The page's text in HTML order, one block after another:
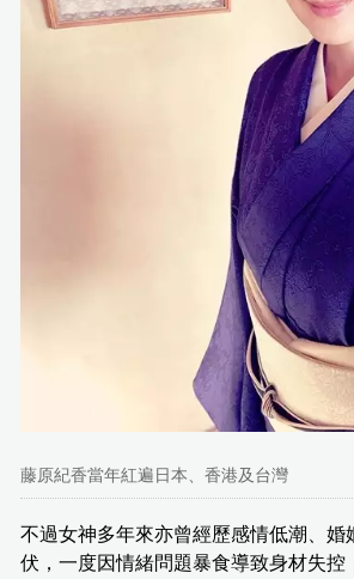
藤原紀香當年紅遍日本、香港及台灣
不過女神多年來亦曾經歷感情低潮、婚
伏，一度因情緒問題暴食導致身材失控